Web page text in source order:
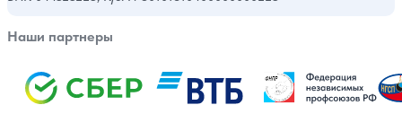
Наши партнеры